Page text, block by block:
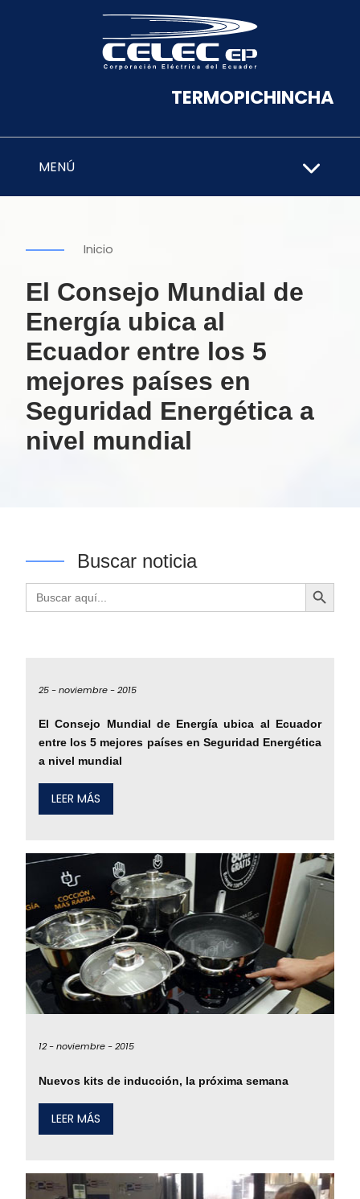
TERMOPICHINCHA
MENÚ
Inicio
El Consejo Mundial de
Energía ubica al
Ecuador entre los 5
mejores países en
Seguridad Energética a
nivel mundial
Buscar noticia
Buscar: Botón de búsqueda
25 -noviembre -2015
El Consejo Mundial de Energía ubica al Ecuador
entre los 5 mejores países en Seguridad Energética
a nivel mundial
LEER MÁS
12 -noviembre -2015
Nuevos kits de inducción, la próxima semana
LEER MÁS